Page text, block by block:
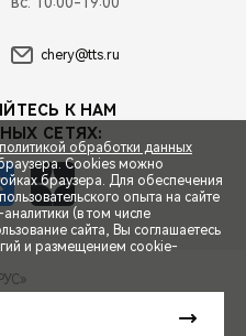
chery@tts.ru
К НАМ
СЕТЯХ:
политикой обработки данных
Cookies можно
браузера. Для обеспечения
опыта на сайте
(в том числе
сайта, Вы соглашаетесь
и размещением cookie-